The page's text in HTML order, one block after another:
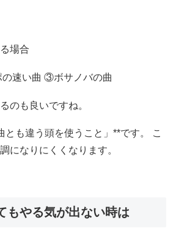
場合
速い曲 ③ボサノバの曲
のも良いですね。
とも違う頭を使うこと」**です。 こ
になりにくくなります。
もやる気が出ない時は